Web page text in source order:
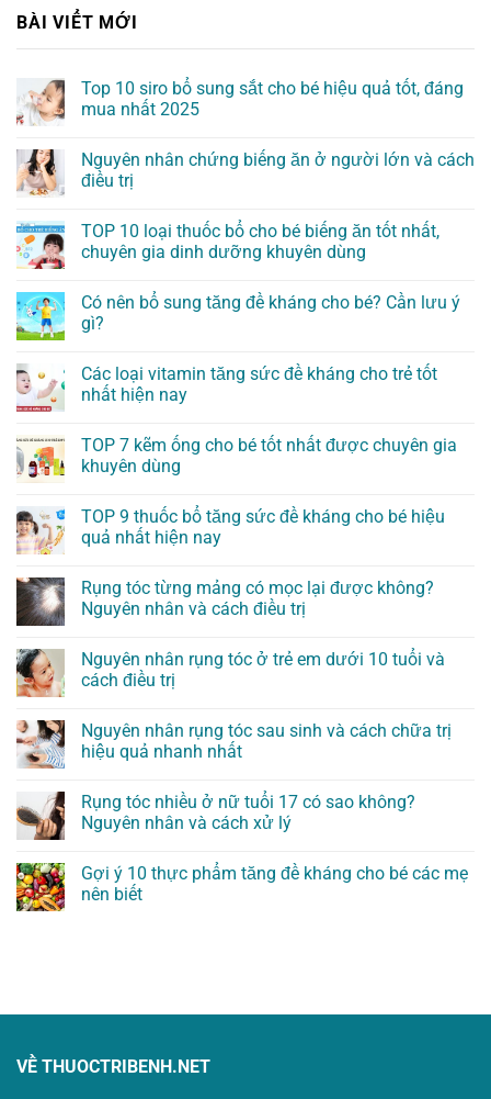
BÀI VIỂT MỚI
Top 10 siro bổ sung sắt cho bé hiệu quả tốt, đáng
mua nhất 2025
Nguyên nhân chứng biếng ăn ở người lớn và cách
điều trị
TOP 10 loại thuốc bổ cho bé biếng ăn tốt nhất,
chuyên gia dinh dưỡng khuyên dùng
Có nên bổ sung tăng đề kháng cho bé? Cần lưu ý
gì?
Các loại vitamin tăng sức đề kháng cho trẻ tốt
nhất hiện nay
TOP 7 kẽm ống cho bé tốt nhất được chuyên gia
khuyên dùng
TOP 9 thuốc bổ tăng sức đề kháng cho bé hiệu
quả nhất hiện nay
Rụng tóc từng mảng có mọc lại được không?
Nguyên nhân và cách điều trị
Nguyên nhân rụng tóc ở trẻ em dưới 10 tuổi và
cách điều trị
Nguyên nhân rụng tóc sau sinh và cách chữa trị
hiệu quả nhanh nhất
Rụng tóc nhiều ở nữ tuổi 17 có sao không?
Nguyên nhân và cách xử lý
Gợi ý 10 thực phẩm tăng đề kháng cho bé các mẹ
nên biết
VỀ THUOCTRIBENH.NET